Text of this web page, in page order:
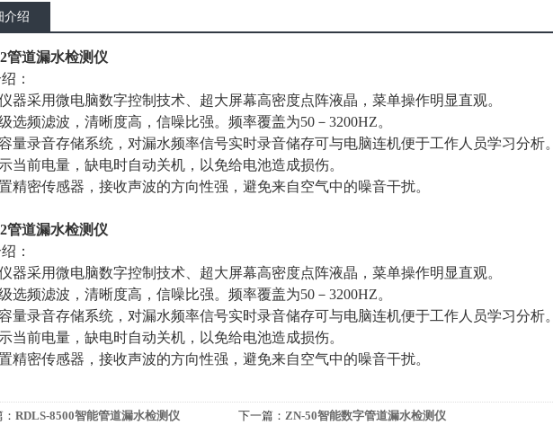
介绍
管道漏水检测仪
：
器采用微电脑数字控制技术、超大屏幕高密度点阵液晶，菜单操作明显直观。
选频滤波，清晰度高，信噪比强。频率覆盖为50－3200HZ。
量录音存储系统，对漏水频率信号实时录音储存可与电脑连机便于工作人员学习分析。
当前电量，缺电时自动关机，以免给电池造成损伤。
精密传感器，接收声波的方向性强，避免来自空气中的噪音干扰。
管道漏水检测仪
：
器采用微电脑数字控制技术、超大屏幕高密度点阵液晶，菜单操作明显直观。
选频滤波，清晰度高，信噪比强。频率覆盖为50－3200HZ。
量录音存储系统，对漏水频率信号实时录音储存可与电脑连机便于工作人员学习分析。
当前电量，缺电时自动关机，以免给电池造成损伤。
精密传感器，接收声波的方向性强，避免来自空气中的噪音干扰。
RDLS-8500智能管道漏水检测仪 下一篇： ZN-50智能数字管道漏水检测仪